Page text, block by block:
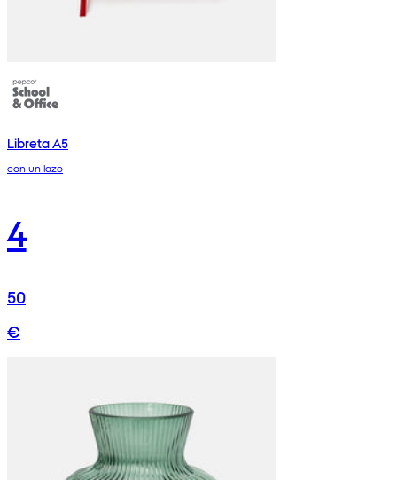
Libreta A5
con un lazo
4
50
€